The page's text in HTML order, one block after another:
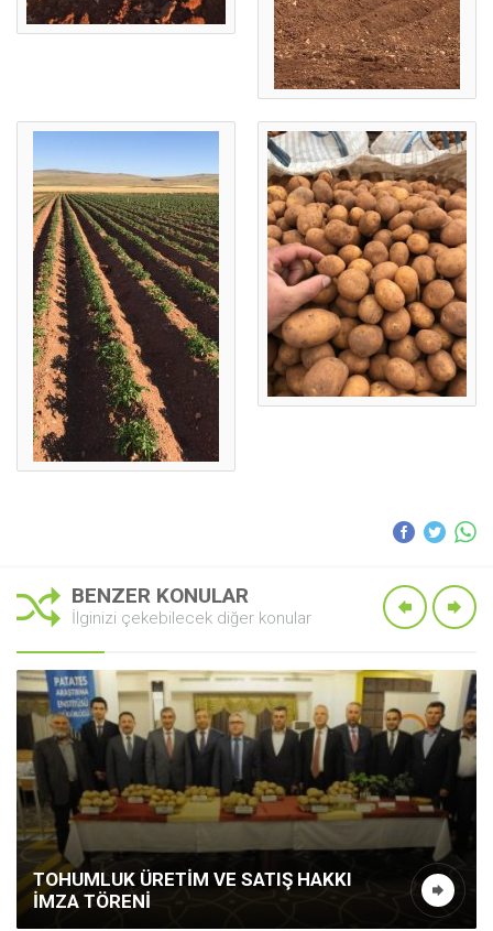
BENZER KONULAR
İlginizi çekebilecek diğer konular
TOHUMLUK ÜRETIM VE SATIŞ HAKKI
İMZA TÖRENI